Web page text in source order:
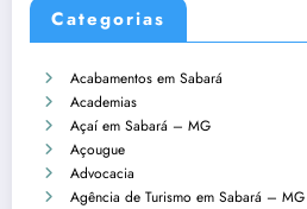
Categorias
Acabamentos em Sabará
Academias
Açaí em Sabará – MG
Açougue
Advocacia
Agência de Turismo em Sabará – MG